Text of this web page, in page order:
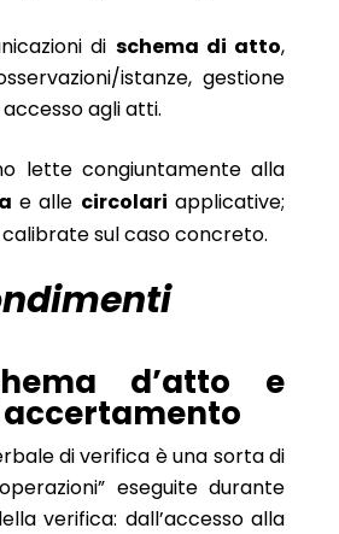
di schema di atto,
istanze, gestione
agli atti.
lette congiuntamente alla
e alle circolari applicative;
sul caso concreto.
d’atto e
di verifica è una sorta di
eseguite durante
verifica: dall’accesso alla